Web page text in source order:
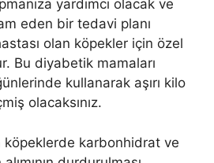
yardımcı olacak ve
eden bir tedavi planı
olan köpekler için özel
Bu diyabetik mamaları
kullanarak aşırı kilo
olacaksınız.
köpeklerde karbonhidrat ve